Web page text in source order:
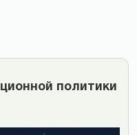
политики